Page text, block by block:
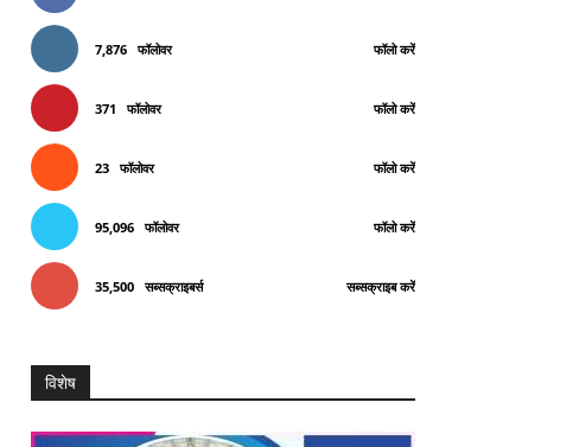
7,876 फॉलोवर फॉलो करें
371 फॉलोवर फॉलो करें
23 फॉलोवर फॉलो करें
95,096 फॉलोवर फॉलो करें
35,500 सब्सक्राइबर्स सब्सक्राइब करें
विशेष